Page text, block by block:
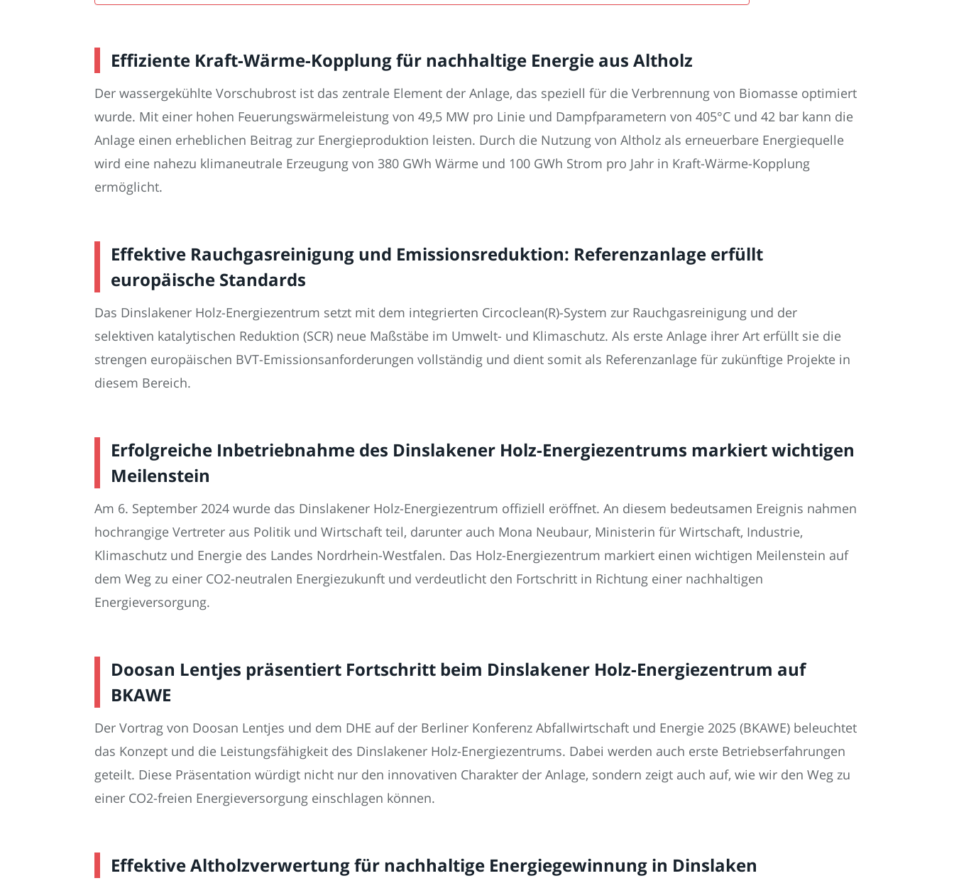
Effiziente Kraft-Wärme-Kopplung für nachhaltige Energie aus Altholz
Der wassergekühlte Vorschubrost ist das zentrale Element der Anlage, das speziell für die Verbrennung von Biomasse optimiert
wurde. Mit einer hohen Feuerungswärmeleistung von 49,5 MW pro Linie und Dampfparametern von 405°C und 42 bar kann die
Anlage einen erheblichen Beitrag zur Energieproduktion leisten. Durch die Nutzung von Altholz als erneuerbare Energiequelle
wird eine nahezu klimaneutrale Erzeugung von 380 GWh Wärme und 100 GWh Strom pro Jahr in Kraft-Wärme-Kopplung
ermöglicht.
Effektive Rauchgasreinigung und Emissionsreduktion: Referenzanlage erfüllt
europäische Standards
Das Dinslakener Holz-Energiezentrum setzt mit dem integrierten Circoclean(R)-System zur Rauchgasreinigung und der
selektiven katalytischen Reduktion (SCR) neue Maßstäbe im Umwelt- und Klimaschutz. Als erste Anlage ihrer Art erfüllt sie die
strengen europäischen BVT-Emissionsanforderungen vollständig und dient somit als Referenzanlage für zukünftige Projekte in
diesem Bereich.
Erfolgreiche Inbetriebnahme des Dinslakener Holz-Energiezentrums markiert wichtigen
Meilenstein
Am 6. September 2024 wurde das Dinslakener Holz-Energiezentrum offiziell eröffnet. An diesem bedeutsamen Ereignis nahmen
hochrangige Vertreter aus Politik und Wirtschaft teil, darunter auch Mona Neubaur, Ministerin für Wirtschaft, Industrie,
Klimaschutz und Energie des Landes Nordrhein-Westfalen. Das Holz-Energiezentrum markiert einen wichtigen Meilenstein auf
dem Weg zu einer CO2-neutralen Energiezukunft und verdeutlicht den Fortschritt in Richtung einer nachhaltigen
Energieversorgung.
Doosan Lentjes präsentiert Fortschritt beim Dinslakener Holz-Energiezentrum auf
BKAWE
Der Vortrag von Doosan Lentjes und dem DHE auf der Berliner Konferenz Abfallwirtschaft und Energie 2025 (BKAWE) beleuchtet
das Konzept und die Leistungsfähigkeit des Dinslakener Holz-Energiezentrums. Dabei werden auch erste Betriebserfahrungen
geteilt. Diese Präsentation würdigt nicht nur den innovativen Charakter der Anlage, sondern zeigt auch auf, wie wir den Weg zu
einer CO2-freien Energieversorgung einschlagen können.
Effektive Altholzverwertung für nachhaltige Energiegewinnung in Dinslaken